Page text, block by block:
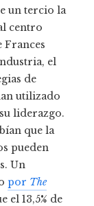
un tercio la
centro
Frances
el
de
utilizado
liderazgo.
que la
pueden
Un
por The
el 13,5% de